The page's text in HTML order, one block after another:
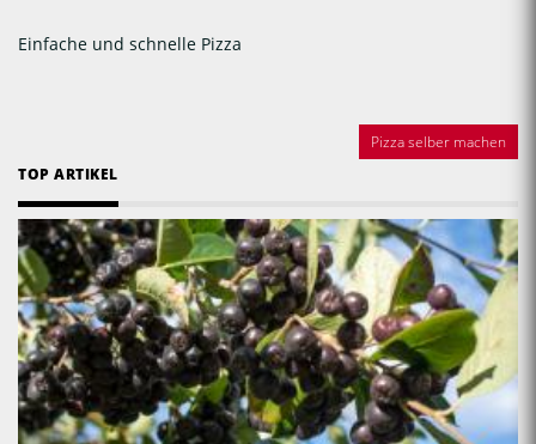
Einfache und schnelle Pizza
Pizza selber machen
TOP ARTIKEL